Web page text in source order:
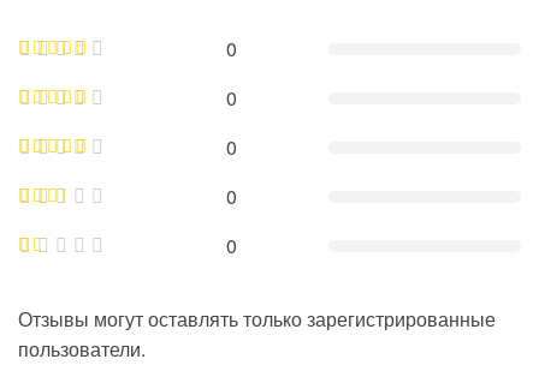
0
0
0
0
0
Отзывы могут оставлять только зарегистрированные
пользователи.